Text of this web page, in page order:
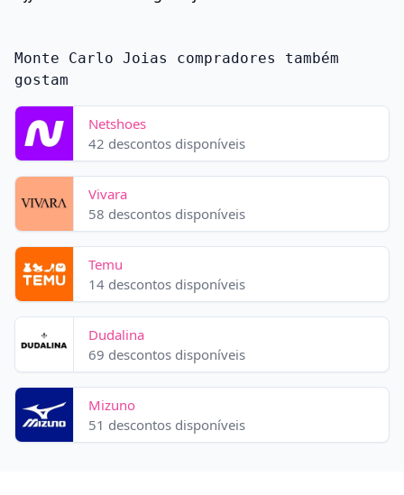
Monte Carlo Joias compradores também
gostam
Netshoes
42 descontos disponíveis
Vivara
58 descontos disponíveis
Temu
14 descontos disponíveis
Dudalina
69 descontos disponíveis
Mizuno
51 descontos disponíveis